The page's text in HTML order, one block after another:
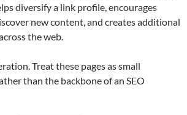
diversify a link profile, encourages
new content, and creates additional
the web.
Treat these pages as small
than the backbone of an SEO